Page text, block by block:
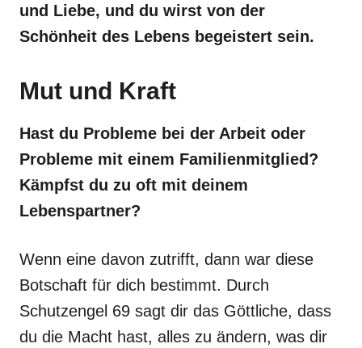
und Liebe, und du wirst von der
Schönheit des Lebens begeistert sein.
Mut und Kraft
Hast du Probleme bei der Arbeit oder
Probleme mit einem Familienmitglied?
Kämpfst du zu oft mit deinem
Lebenspartner?
Wenn eine davon zutrifft, dann war diese
Botschaft für dich bestimmt. Durch
Schutzengel 69 sagt dir das Göttliche, dass
du die Macht hast, alles zu ändern, was dir